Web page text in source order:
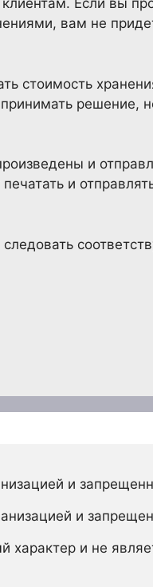
Если вы
вам не
стоимость
решение,
и
и
и
и
характер и не